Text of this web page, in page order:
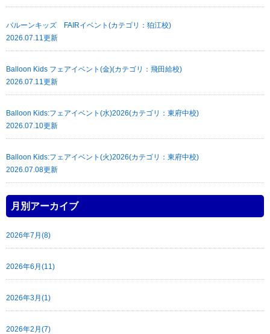
バルーンキッズ FAIRイベント(カテゴリ：狛江校)
2026.07.11更新
Balloon Kids フェアイベント(金)(カテゴリ：飛田給校)
2026.07.11更新
Balloon Kids:フェアイベント(水)2026(カテゴリ：東府中校)
2026.07.10更新
Balloon Kids:フェアイベント(火)2026(カテゴリ：東府中校)
2026.07.08更新
月別アーカイブ
2026年7月(8)
2026年6月(11)
2026年3月(1)
2026年2月(7)